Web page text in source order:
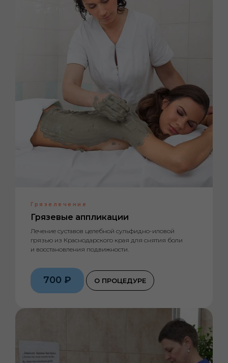
Грязелечение
Грязевые аппликации
Лечение суставов целебной сульфидно-иловой
грязью из Краснодарского края для снятия боли
и восстановления подвижности.
700 ₽ О ПРОЦЕДУРЕ